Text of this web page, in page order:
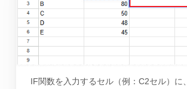
IF関数を入力するセル（例：C2セル）に、